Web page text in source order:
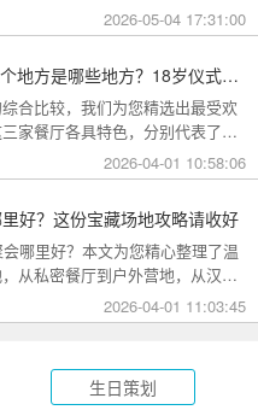
2026-05-04 17:31:00
重庆成人礼最受欢迎的三个地方是哪些地方？18岁仪式感首选这三家
合比较，我们为您精选出最受欢
家餐厅各具特色，分别代表了文
验三个不同方向，能够满足不同家
2026-04-01 10:58:06
好？这份宝藏场地攻略请收好
哪里好？本文为您精心整理了温
从私密餐厅到户外营地，从汉服
款适合您的孩子！2026-04-01 11:03:45
生日策划